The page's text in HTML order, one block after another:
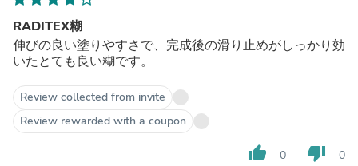
RADITEX糊
伸びの良い塗りやすさで、完成後の滑り止めがしっかり効
いたとても良い糊です。
Review collected from invite
Review rewarded with a coupon
thumb_up 0 thumb_down 0